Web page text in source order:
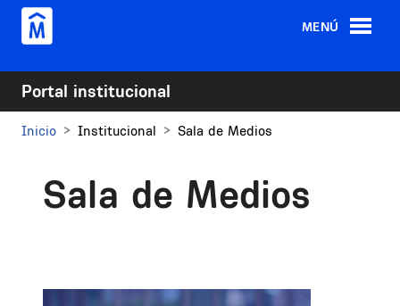
Pasar al contenido principal
MENÚ
Portal institucional
Inicio Institucional Sala de Medios
Sala de Medios